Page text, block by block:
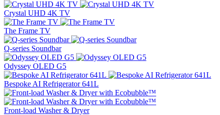
Crystal UHD 4K TV
The Frame TV
Q-series Soundbar
Odyssey OLED G5
Bespoke AI Refrigerator 641L
Front-load Washer & Dryer